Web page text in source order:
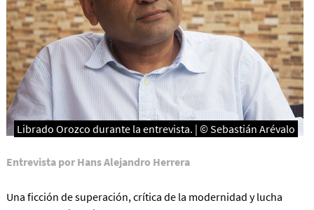
Librado Orozco durante la entrevista. | © Sebastián Arévalo
Entrevista por Hans Alejandro Herrera
Una ficción de superación, crítica de la modernidad y lucha